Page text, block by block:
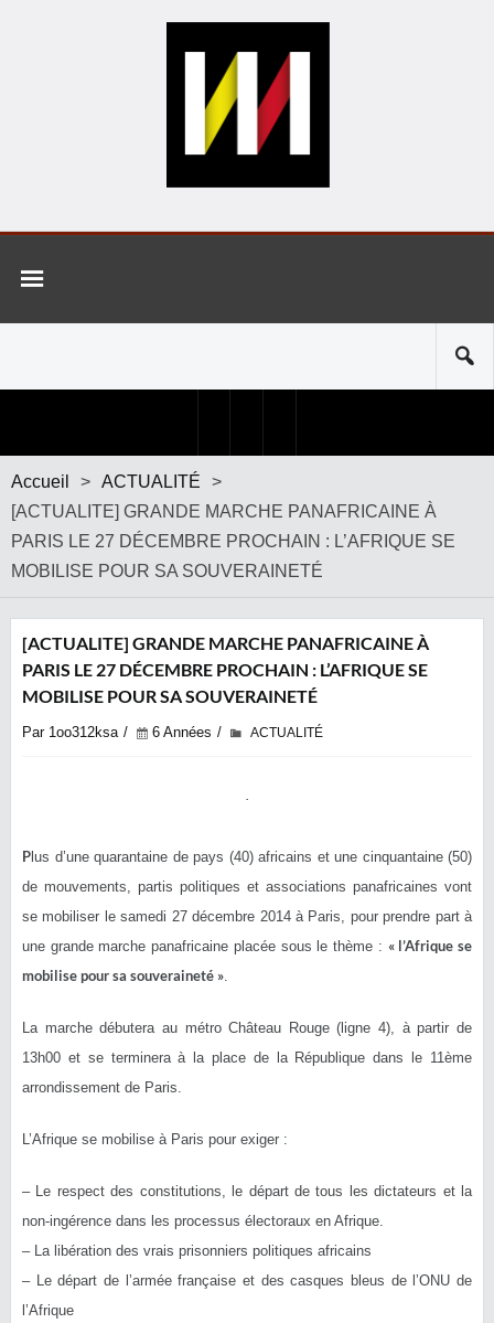
Accueil > ACTUALITÉ
>
[ACTUALITE] GRANDE MARCHE PANAFRICAINE À
PARIS LE 27 DÉCEMBRE PROCHAIN : L’AFRIQUE SE
MOBILISE POUR SA SOUVERAINETÉ
[ACTUALITE] GRANDE MARCHE PANAFRICAINE À
PARIS LE 27 DÉCEMBRE PROCHAIN : L’AFRIQUE SE
MOBILISE POUR SA SOUVERAINETÉ
Par 1oo312ksa 6 Années ACTUALITÉ
P lus d’une quarantaine de pays (40) africains et une cinquantaine (50)
de mouvements, partis politiques et associations panafricaines vont
se mobiliser le samedi 27 décembre 2014 à Paris, pour prendre part à
une grande marche panafricaine placée sous le thème : « l’Afrique se
mobilise pour sa souveraineté ».
La marche débutera au métro Château Rouge (ligne 4), à partir de
13h00 et se terminera à la place de la République dans le 11ème
arrondissement de Paris.
L’Afrique se mobilise à Paris pour exiger :
– Le respect des constitutions, le départ de tous les dictateurs et la
non-ingérence dans les processus électoraux en Afrique.
– La libération des vrais prisonniers politiques africains
– Le départ de l’armée française et des casques bleus de l’ONU de
l’Afrique